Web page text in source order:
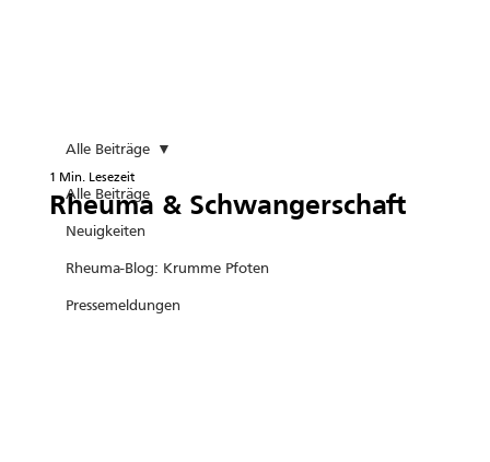
Alle Beiträge
Neuigkeiten
Rheuma-Blog: Krumme Pfoten
Pressemeldungen
Alle Beiträge
Rheuma & Schwangerschaft
1 Min. Lesezeit